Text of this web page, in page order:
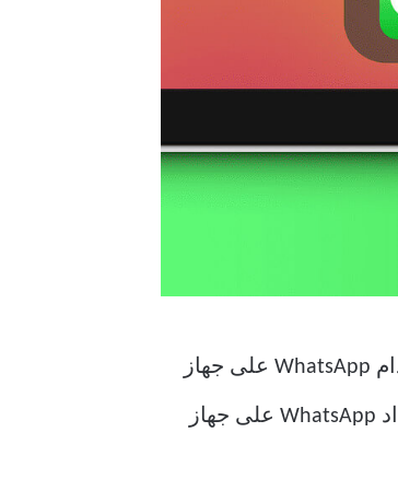
وترغب في مواصلة محادثاتك أثناء التنقل، فقد يكون استخدام WhatsApp على جهاز
iPad أمرًا حيويًا. بعد كل شيء، أصبحت المنصة وسيلة للاتصال العالمي. لذلك، قم بالإشارة إلى كيفية إعداد WhatsApp على جهاز